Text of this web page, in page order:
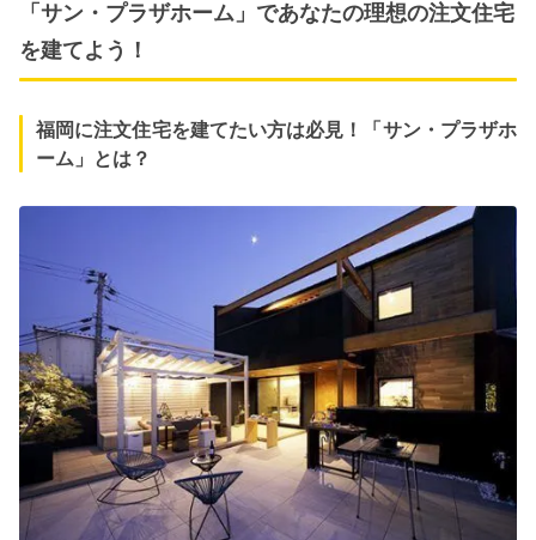
「サン・プラザホーム」であなたの理想の注文住宅
を建てよう！
福岡に注文住宅を建てたい方は必見！「サン・プラザホ
ーム」とは？